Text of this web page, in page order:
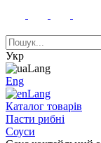
Укр
Eng
Каталог товарів
Пасти рибні
Cоуси